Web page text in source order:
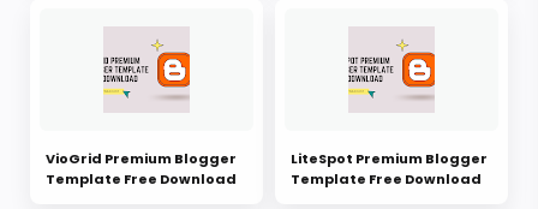
VioGrid Premium Blogger
Template Free Download
LiteSpot Premium Blogger
Template Free Download